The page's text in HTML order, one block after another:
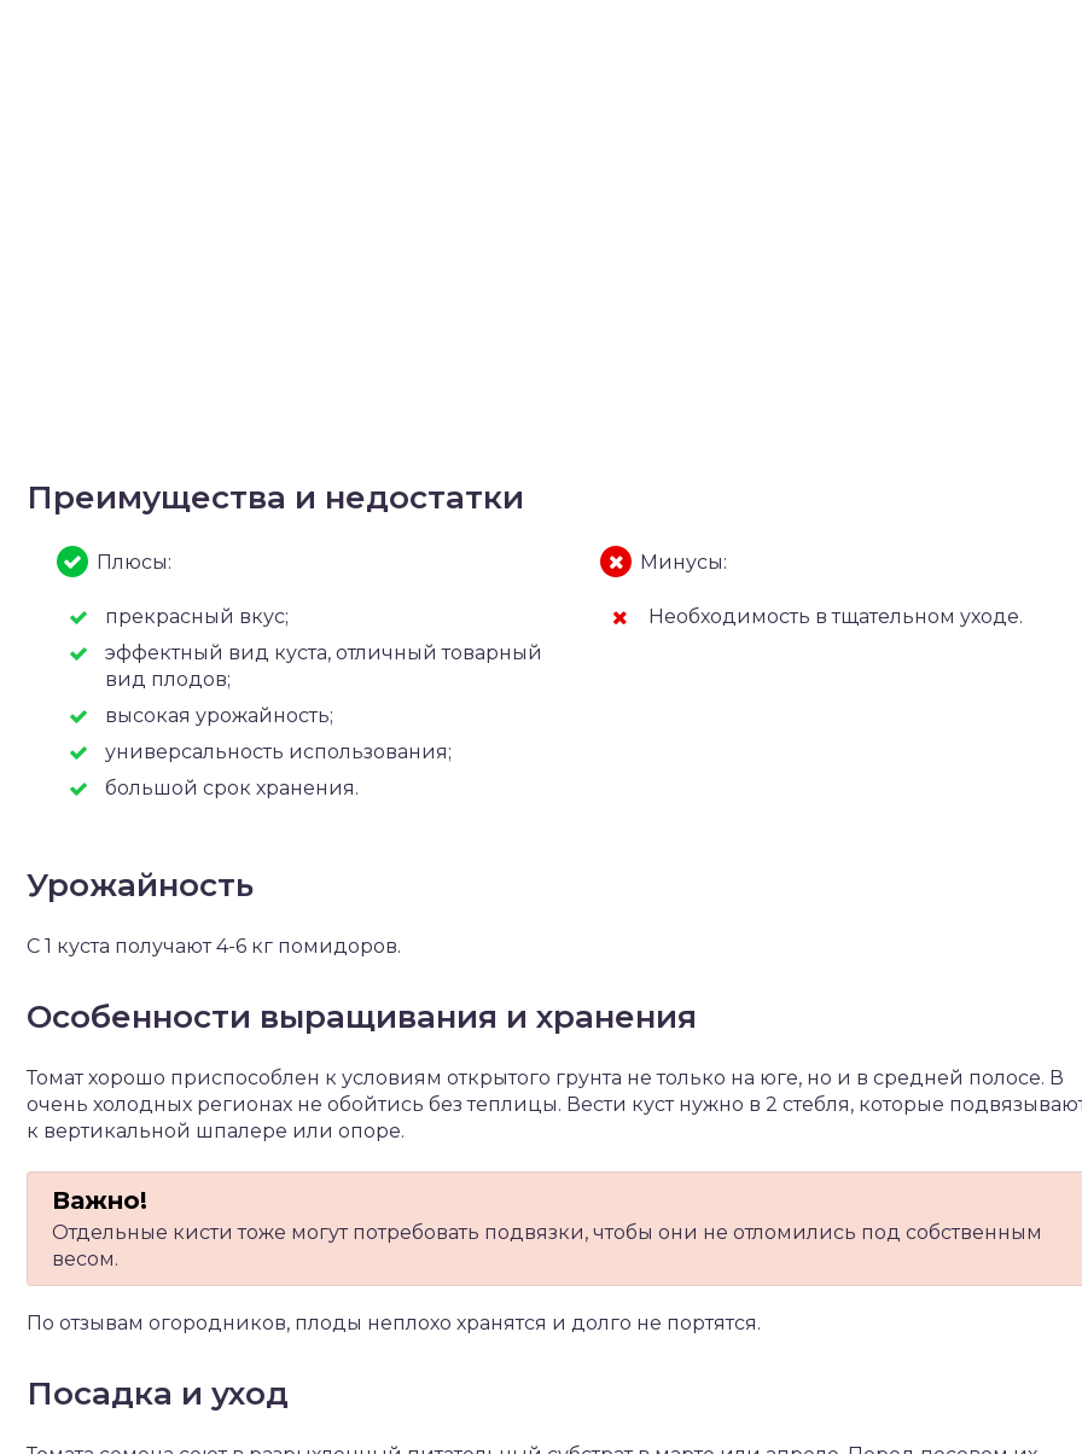
Преимущества и недостатки
Плюсы:
прекрасный вкус;
эффектный вид куста, отличный товарный
вид плодов;
высокая урожайность;
универсальность использования;
большой срок хранения.
Минусы:
Необходимость в тщательном уходе.
Урожайность
С 1 куста получают 4-6 кг помидоров.
Особенности выращивания и хранения
Томат хорошо приспособлен к условиям открытого грунта не только на юге, но и в средней полосе. В
очень холодных регионах не обойтись без теплицы. Вести куст нужно в 2 стебля, которые
к вертикальной шпалере или опоре.
Отдельные кисти тоже могут потребовать подвязки, чтобы они не отломились под собственным
весом.
По отзывам огородников, плоды неплохо хранятся и долго не портятся.
Посадка и уход